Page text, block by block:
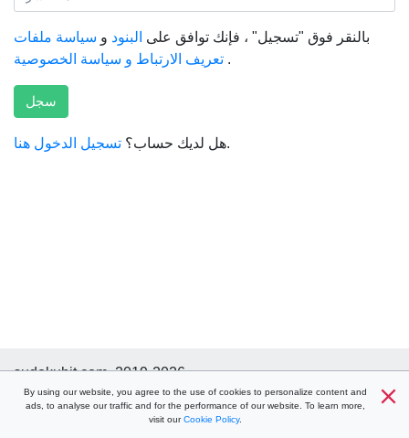
بالنقر فوق "تسجيل" ، فإنك توافق على البنود و سياسة ملفات
تعريف الارتباط و .
سجل
هل لديك حساب؟ تسجيل الدخول هنا .
sudokuhit.com, 2019-2026
مساعدة
شروط سياسة ملفات الارتباط سياسة
الخصوصية
By using our website, you agree to the use of cookies to personalize content and
ads, to analyse our traffic and for the performance of our website. To learn more,
visit ourCookie Policy.